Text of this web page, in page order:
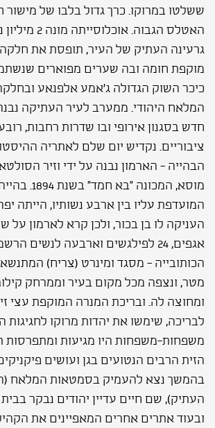
ששלטו במרוקו. כרך גדול בלבו של מישור
האטלס הגבוה.
גרעינה העתיק של העיר, תופסת את חלקה
מוקפת חומה ובה שערים מפוארים
כיכר השוק הגדולה ג'אמע אלפנאע
חדש בסגנון אירופי ובו שדרות רחבות,
ציבוריים. נקדיש יום שלם לאתריה
הבהייה - הארמון נבנה על ידי וזיר
מוסא, המכונה
המועדפת עליו בין ארבע נשותיו, הייתה
אגפים, 24 לפילגשים וארבעה לנשים
מטר, ונצפה מכל מקום בעיר וממרחק
ומחוצה לה. ובריכת המנרה המוקפת עצי
לבריכה, שימשו את יהדות מרוקו לחגיגות
משפחות-משפחות היו מגיעות
הזית הרבים הנטועים בגן ועושים
בהמשך נצא להעמיק בסמטאות המלאח
העתיק), שם חיים עדיין יהודים נבקר
ובעוד אתרים אחרים המאפיינים את